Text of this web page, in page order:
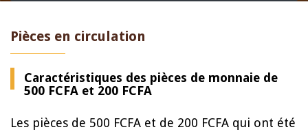
Pièces en circulation
Caractéristiques des pièces de monnaie de
500 FCFA et 200 FCFA
Les pièces de 500 FCFA et de 200 FCFA qui ont été